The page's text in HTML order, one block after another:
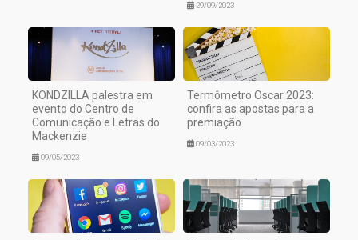
29/09/2023
KONDZILLA palestra em
evento do Centro de
Comunicação e Letras do
Mackenzie
09/05/2023
Termômetro Oscar 2023:
confira as apostas para a
premiação
09/03/2023